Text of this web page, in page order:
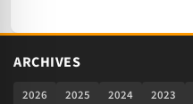
ARCHIVES
2026 2025 2024 2023